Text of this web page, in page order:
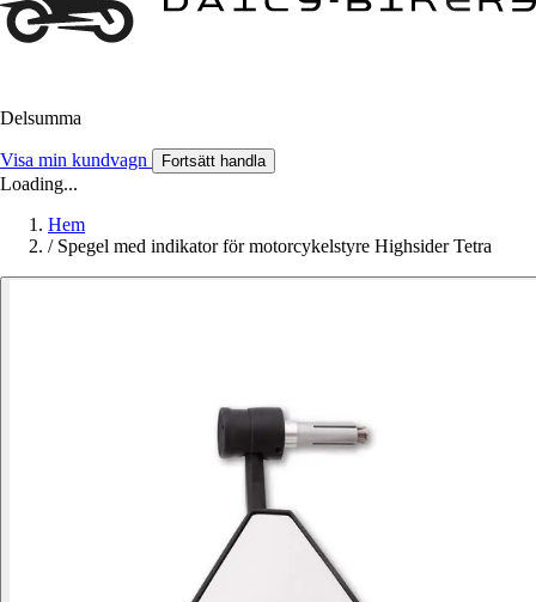
Delsumma
Visa min kundvagn Fortsätt handla
Loading...
Hem
/ Spegel med indikator för motorcykelstyre Highsider Tetra